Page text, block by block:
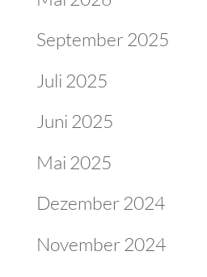
September 2025
Juli 2025
Juni 2025
Mai 2025
Dezember 2024
November 2024